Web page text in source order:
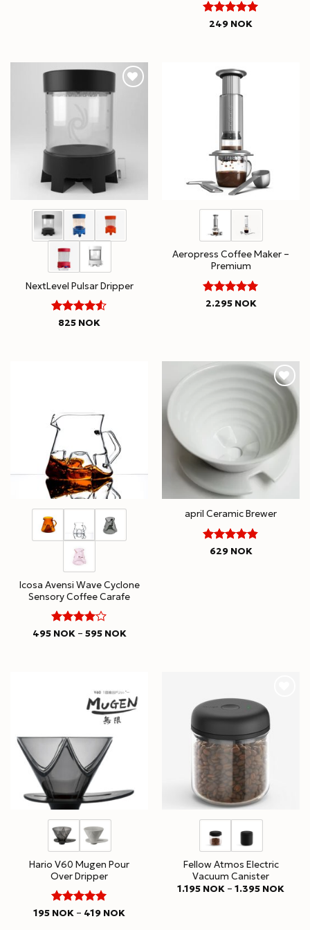
Rated5
249 NOK
NextLevel Pulsar Dripper
Rated4.5
825 NOK
Aeropress Coffee Maker –
Premium
Rated 5
2.295 NOK
Icosa Avensi Wave Cyclone
Sensory Coffee Carafe
Rated 4
495 NOK – 595 NOKPrice
april Ceramic Brewer
Rated4.8
629 NOK
Hario V60 Mugen Pour
Over Dripper
Rated 5
195 NOK – 419 NOK
Fellow Atmos Electric
Vacuum Canister
1.195 NOK – 1.395 NOK